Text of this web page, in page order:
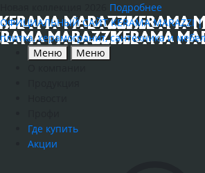
Подробнее
ОФИЦИАЛЬНЫЙ САЙТ KERAMA MARAZZI |
плитка, керамогранит, сантехника и
Меню
Меню
Где купить
Акции